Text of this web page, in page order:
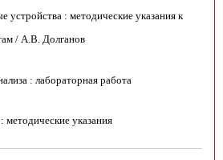
: методические указания к
/ А.В. Долганов
: лабораторная работа
методические указания